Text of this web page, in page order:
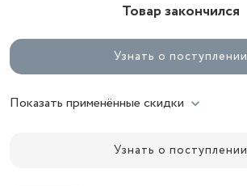
Товар закончился
Узнать о поступлении
Показать применённые скидки
Узнать о поступлении